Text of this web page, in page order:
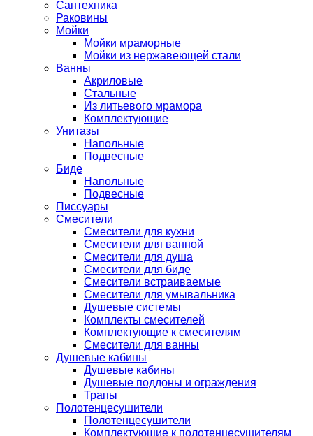
Сантехника
Раковины
Мойки
Мойки мраморные
Мойки из нержавеющей стали
Ванны
Акриловые
Стальные
Из литьевого мрамора
Комплектующие
Унитазы
Напольные
Подвесные
Биде
Напольные
Подвесные
Писсуары
Смесители
Смесители для кухни
Смесители для ванной
Смесители для душа
Смесители для биде
Смесители встраиваемые
Смесители для умывальника
Душевые системы
Комплекты смесителей
Комплектующие к смесителям
Смесители для ванны
Душевые кабины
Душевые кабины
Душевые поддоны и ограждения
Трапы
Полотенцесушители
Полотенцесушители
Комплектующие к полотенцесушителям